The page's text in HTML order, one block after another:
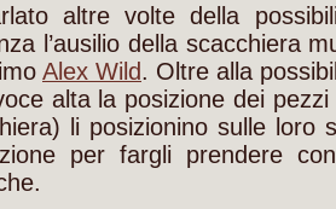
altre volte della
l’ausilio della scacchiera
Alex Wild. Oltre alla
alta la posizione dei
li posizionino sulle loro
per fargli prendere